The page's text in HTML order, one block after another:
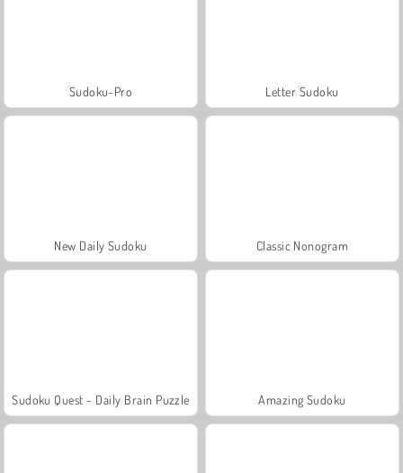
Sudoku-Pro Letter Sudoku
New Daily Sudoku Classic Nonogram
Sudoku Quest - Daily Brain Puzzle Amazing Sudoku